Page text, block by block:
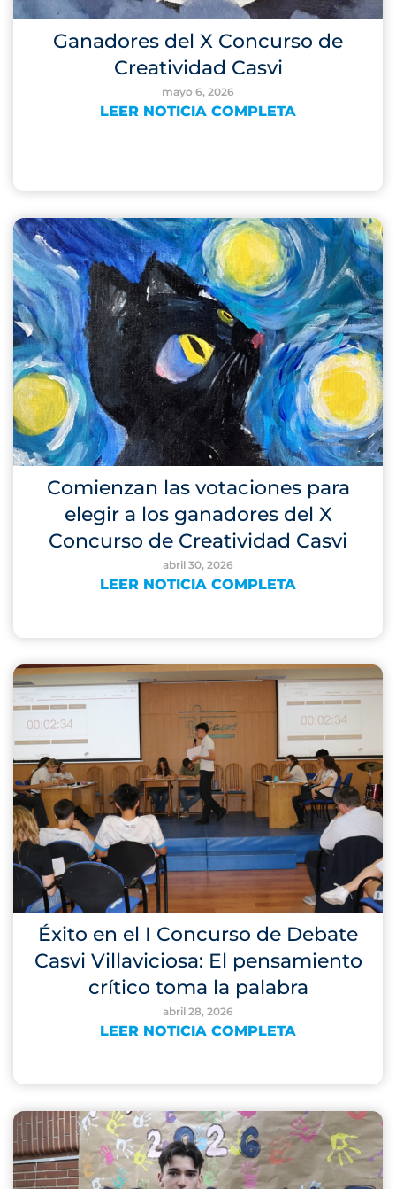
Ganadores del X Concurso de
Creatividad Casvi
mayo 6, 2026
LEER NOTICIA COMPLETA
Comienzan las votaciones para
elegir a los ganadores del X
Concurso de Creatividad Casvi
abril 30, 2026
LEER NOTICIA COMPLETA
Éxito en el I Concurso de Debate
Casvi Villaviciosa: El pensamiento
crítico toma la palabra
abril 28, 2026
LEER NOTICIA COMPLETA